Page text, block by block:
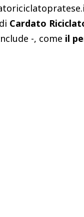
Cardato
-, come il